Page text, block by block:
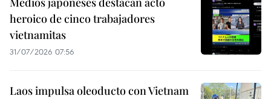
heroico de cinco trabajadores
vietnamitas
31/07/2026 07:56
Laos impulsa oleoducto con Vietnam